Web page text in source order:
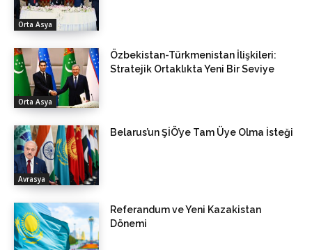
Orta Asya
Orta Asya
Özbekistan-Türkmenistan İlişkileri:
Stratejik Ortaklıkta Yeni Bir Seviye
Avrasya
Belarus’un ŞİÖ’ye Tam Üye Olma İsteği
Referandum ve Yeni Kazakistan
Dönemi